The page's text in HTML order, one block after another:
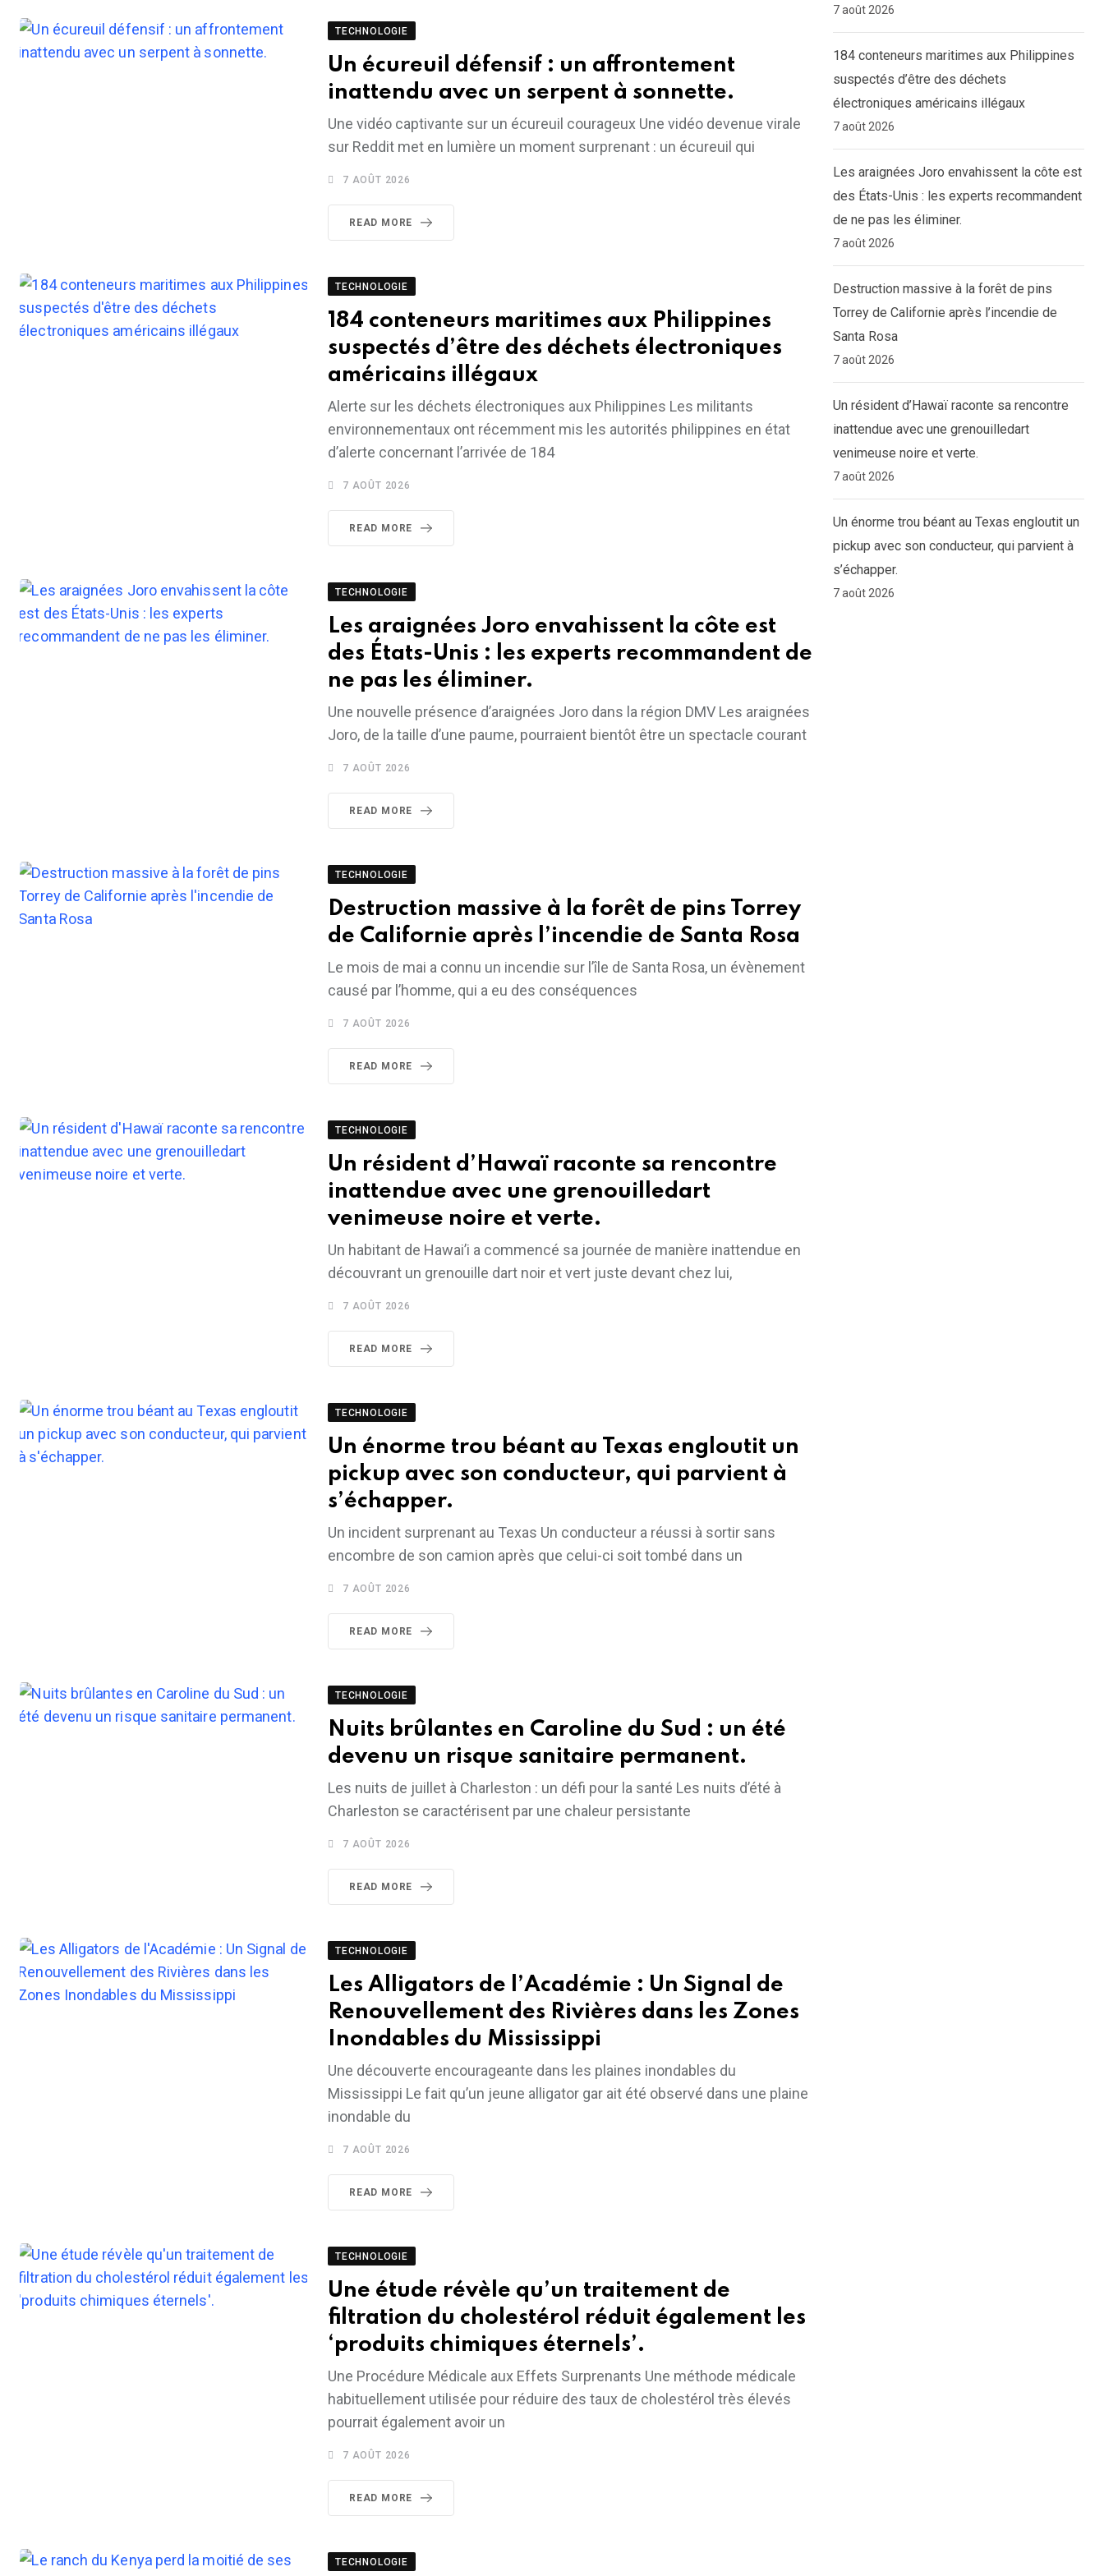
TECHNOLOGIE
Un écureuil défensif : un affrontement
inattendu avec un serpent à sonnette.
Une vidéo captivante sur un écureuil courageux Une vidéo devenue virale
sur Reddit met en lumière un moment surprenant : un écureuil qui
7 AOÛT 2026
READ MORE
TECHNOLOGIE
184 conteneurs maritimes aux Philippines
suspectés d’être des déchets électroniques
américains illégaux
Alerte sur les déchets électroniques aux Philippines Les militants
environnementaux ont récemment mis les autorités philippines en état
d’alerte concernant l’arrivée de 184
7 AOÛT 2026
READ MORE
TECHNOLOGIE
Les araignées Joro envahissent la côte est
des États-Unis : les experts recommandent de
ne pas les éliminer.
Une nouvelle présence d’araignées Joro dans la région DMV Les araignées
Joro, de la taille d’une paume, pourraient bientôt être un spectacle courant
7 AOÛT 2026
READ MORE
TECHNOLOGIE
Destruction massive à la forêt de pins Torrey
de Californie après l’incendie de Santa Rosa
Le mois de mai a connu un incendie sur l’île de Santa Rosa, un évènement
causé par l’homme, qui a eu des conséquences
7 AOÛT 2026
READ MORE
TECHNOLOGIE
Un résident d’Hawaï raconte sa rencontre
inattendue avec une grenouilledart
venimeuse noire et verte.
Un habitant de Hawai’i a commencé sa journée de manière inattendue en
découvrant un grenouille dart noir et vert juste devant chez lui,
7 AOÛT 2026
READ MORE
TECHNOLOGIE
Un énorme trou béant au Texas engloutit un
pickup avec son conducteur, qui parvient à
s’échapper.
Un incident surprenant au Texas Un conducteur a réussi à sortir sans
encombre de son camion après que celui-ci soit tombé dans un
7 AOÛT 2026
READ MORE
TECHNOLOGIE
Nuits brûlantes en Caroline du Sud : un été
devenu un risque sanitaire permanent.
Les nuits de juillet à Charleston : un défi pour la santé Les nuits d’été à
Charleston se caractérisent par une chaleur persistante
7 AOÛT 2026
READ MORE
TECHNOLOGIE
Les Alligators de l’Académie : Un Signal de
Renouvellement des Rivières dans les Zones
Inondables du Mississippi
Une découverte encourageante dans les plaines inondables du
Mississippi Le fait qu’un jeune alligator gar ait été observé dans une plaine
inondable du
7 AOÛT 2026
READ MORE
TECHNOLOGIE
Une étude révèle qu’un traitement de
filtration du cholestérol réduit également les
‘produits chimiques éternels’.
Une Procédure Médicale aux Effets Surprenants Une méthode médicale
habituellement utilisée pour réduire des taux de cholestérol très élevés
pourrait également avoir un
7 AOÛT 2026
READ MORE
TECHNOLOGIE
7 août 2026
184 conteneurs maritimes aux Philippines
suspectés d’être des déchets
électroniques américains illégaux
7 août 2026
Les araignées Joro envahissent la côte est
des États-Unis : les experts recommandent
de ne pas les éliminer.
7 août 2026
Destruction massive à la forêt de pins
Torrey de Californie après l’incendie de
Santa Rosa
7 août 2026
Un résident d’Hawaï raconte sa rencontre
inattendue avec une grenouilledart
venimeuse noire et verte.
7 août 2026
Un énorme trou béant au Texas engloutit un
pickup avec son conducteur, qui parvient à
s’échapper.
7 août 2026